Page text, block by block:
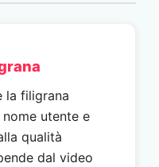
la filigrana
utente e
qualità
dal video